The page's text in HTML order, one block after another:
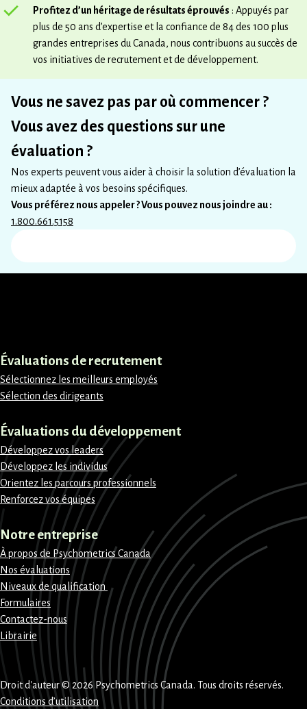
Profitez d’un héritage de résultats éprouvés : Appuyés par
plus de 50 ans d’expertise et la confiance de 84 des 100 plus
grandes entreprises du Canada, nous contribuons au succès de
vos initiatives de recrutement et de développement.
Vous ne savez pas par où commencer ?
Vous avez des questions sur une
évaluation ?
Nos experts peuvent vous aider à choisir la solution d’évaluation la
mieux adaptée à vos besoins spécifiques.
Vous préférez nous appeler ? Vous pouvez nous joindre au :
1.800.661.5158
Évaluations de recrutement
Sélectionnez les meilleurs employés
Sélection des dirigeants
Évaluations du développement
Développez vos leaders
Développez les individus
Orientez les parcours professionnels
Renforcez vos équipes
Notre entreprise
À propos de Psychometrics Canada
Nos évaluations
Niveaux de qualification
Formulaires
Contactez-nous
Librairie
Droit d'auteur © 2026 Psychometrics Canada. Tous droits réservés.
Conditions d’utilisation